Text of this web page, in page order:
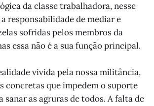
da classe trabalhadora, nesse
responsabilidade de mediar e
sofridas pelos membros da
essa não é a sua função principal.
vivida pela nossa militância,
concretas que impedem o suporte
sanar as agruras de todos. A falta de